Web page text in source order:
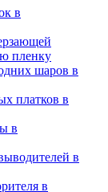
в
пленку
шаров в
платков в
в
в
в